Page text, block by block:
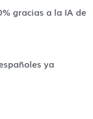
gracias a la IA de
ya